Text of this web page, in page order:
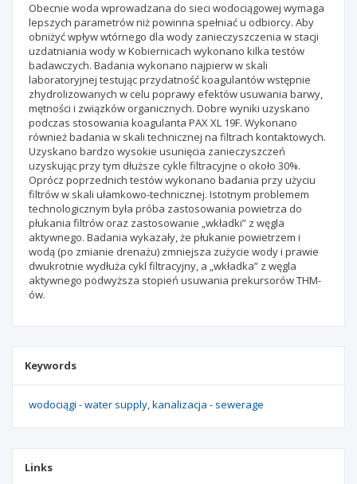
Obecnie woda wprowadzana do sieci wodociągowej wymaga
lepszych parametrów niż powinna spełniać u odbiorcy. Aby
obniżyć wpływ wtórnego dla wody zanieczyszczenia w stacji
uzdatniania wody w Kobiernicach wykonano kilka testów
badawczych. Badania wykonano najpierw w skali
laboratoryjnej testując przydatność koagulantów wstępnie
zhydrolizowanych w celu poprawy efektów usuwania barwy,
mętności i związków organicznych. Dobre wyniki uzyskano
podczas stosowania koagulanta PAX XL 19F. Wykonano
również badania w skali technicznej na filtrach kontaktowych.
Uzyskano bardzo wysokie usunięcia zanieczyszczeń
uzyskując przy tym dłuższe cykle filtracyjne o około 30%.
Oprócz poprzednich testów wykonano badania przy użyciu
filtrów w skali ułamkowo-technicznej. Istotnym problemem
technologicznym była próba zastosowania powietrza do
płukania filtrów oraz zastosowanie „wkładki” z węgla
aktywnego. Badania wykazały, że płukanie powietrzem i
wodą (po zmianie drenażu) zmniejsza zużycie wody i prawie
dwukrotnie wydłuża cykl filtracyjny, a „wkładka” z węgla
aktywnego podwyższa stopień usuwania prekursorów THM-
ów.
Keywords
wodociągi - water supply kanalizacja - sewerage
Links